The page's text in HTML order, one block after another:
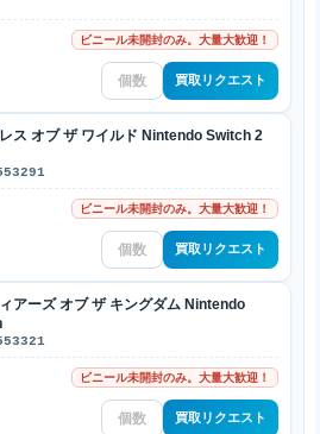
ビニール未開封のみ。大量大歓迎！
買取リクエスト
ス オブ ザ ワイルド Nintendo Switch 2
ビニール未開封のみ。大量大歓迎！
買取リクエスト
アーズ オブ ザ キングダム Nintendo
ビニール未開封のみ。大量大歓迎！
買取リクエスト